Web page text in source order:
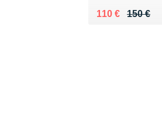
150 €
Au lieu de 150 €
110 €
Vendu 110 €